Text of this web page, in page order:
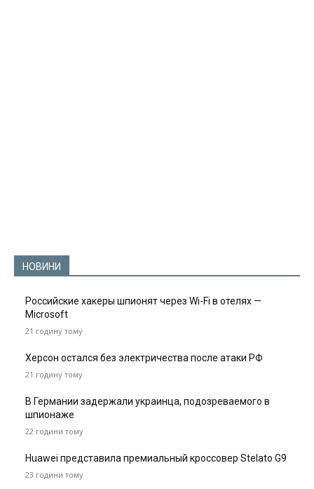
НОВИНИ
Российские хакеры шпионят через Wi-Fi в отелях —
Microsoft
21 годину тому
Херсон остался без электричества после атаки РФ
21 годину тому
В Германии задержали украинца, подозреваемого в
шпионаже
22 години тому
Huawei представила премиальный кроссовер Stelato G9
23 години тому